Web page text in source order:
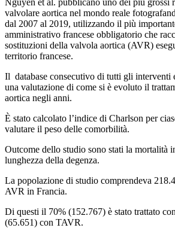
Nguyen et al. pubblicano uno dei più grossi
valvolare aortica nel mondo reale
dal 2007 al 2019, utilizzando il più
amministrativo francese obbligatorio che
sostituzioni della valvola aortica (AVR)
territorio francese.
Il database consecutivo di tutti gli interventi
una valutazione di come si è evoluto il
aortica negli anni.
È stato calcolato l’indice di Charlson per
valutare il peso delle comorbilità.
Outcome dello studio sono stati la mortalità
lunghezza della degenza.
La popolazione di studio comprendeva
AVR in Francia.
Di questi il 70% (152.767) è stato trattato
(65.651) con TAVR.